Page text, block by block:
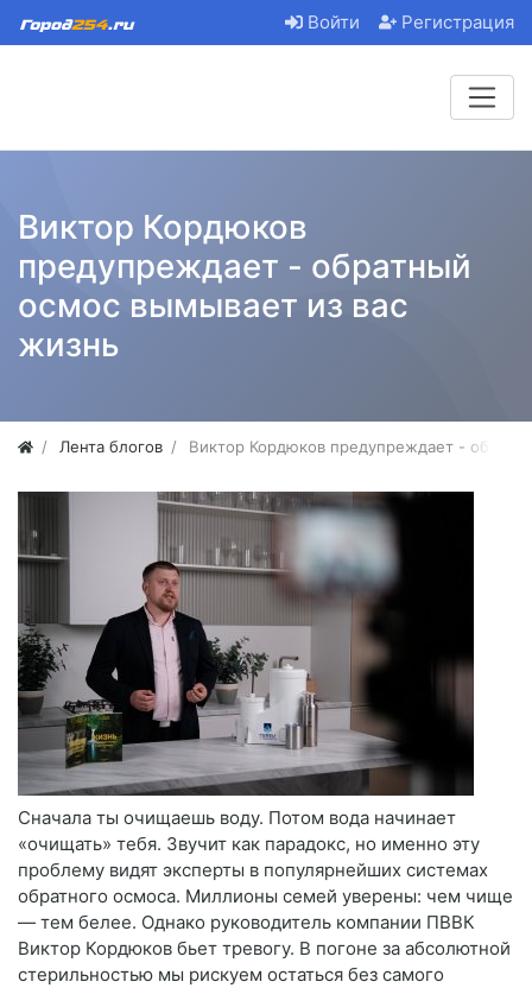
Войти Регистрация
Виктор Кордюков
предупреждает - обратный
осмос вымывает из вас
жизнь
Лента блогов Виктор Кордюков предупреждает -
Сначала ты очищаешь воду. Потом вода начинает
«очищать» тебя. Звучит как парадокс, но именно эту
проблему видят эксперты в популярнейших системах
обратного осмоса. Миллионы семей уверены: чем чище
— тем белее. Однако руководитель компании ПВВК
Виктор Кордюков бьет тревогу. В погоне за абсолютной
стерильностью мы рискуем остаться без самого